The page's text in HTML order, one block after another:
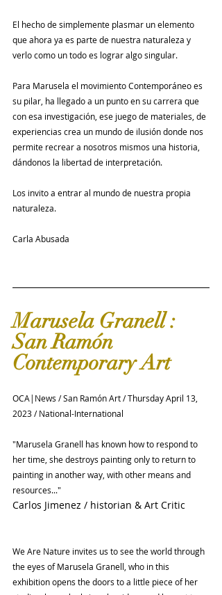
El hecho de simplemente plasmar un elemento
que ahora ya es parte de nuestra naturaleza y
verlo como un todo es lograr algo singular.
Para Marusela el movimiento Contemporáneo es
su pilar, ha llegado a un punto en su carrera que
con esa investigación, ese juego de materiales, de
experiencias crea un mundo de ilusión donde nos
permite recrear a nosotros mismos una historia,
dándonos la libertad de interpretación.
Los invito a entrar al mundo de nuestra propia
naturaleza.
Carla Abusada
Marusela Granell :
San Ramón
Contemporary Art
OCA|News / San Ramón Art / Thursday April 13,
2023 / National-International
"Marusela Granell has known how to respond to
her time, she destroys painting only to return to
painting in another way, with other means and
resources..."
Carlos Jimenez / historian & Art Critic
We Are Nature invites us to see the world through
the eyes of Marusela Granell, who in this
exhibition opens the doors to a little piece of her